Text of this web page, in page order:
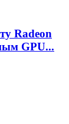
Radeon
GPU...